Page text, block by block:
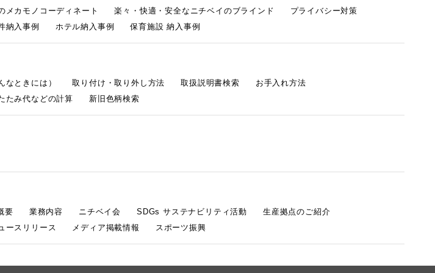
メカモノコーディネート 楽々・快適・安全なニチベイのブラインド
プライバシー対策
納入事例 ホテル納入事例 保育施設 納入事例
なときには） 取り付け・取り外し方法 取扱説明書検索
お手入れ方法
たみ代などの計算 新旧色柄検索
要 業務内容 ニチベイ会 SDGs サステナビリティ活動
生産拠点のご紹介
ースリリース メディア掲載情報 スポーツ振興